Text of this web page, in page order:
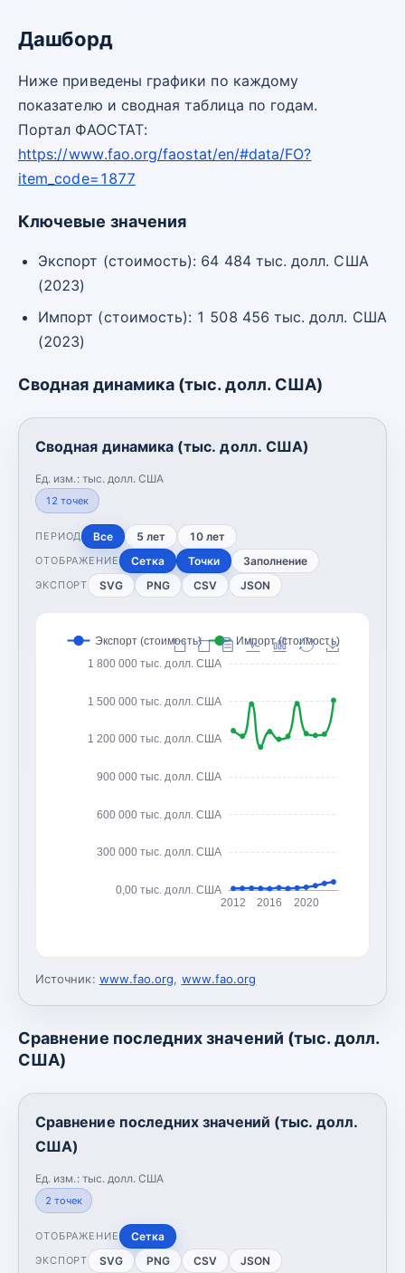
Дашборд
Ниже приведены графики по каждому
показателю и сводная таблица по годам.
Портал ФАОСТАТ:
https://www.fao.org/faostat/en/#data/FO?
item_code=1877
Ключевые значения
Экспорт (стоимость): 64 484 тыс. долл. США
(2023)
Импорт (стоимость): 1 508 456 тыс. долл. США
(2023)
Сводная динамика (тыс. долл. США)
Сводная динамика (тыс. долл. США)
Ед. изм.: тыс. долл. США
12 точек
ПЕРИОД Все 5 лет 10 лет
ОТОБРАЖЕНИЕ Сетка Точки Заполнение
ЭКСПОРТ SVG PNG CSV JSON
0,00 тыс. долл. США
300 000 тыс. долл. США
600 000 тыс. долл. США
900 000 тыс. долл. США
1 200 000 тыс. долл. США
1 500 000 тыс. долл. США
1 800 000 тыс. долл. США
2012 2016 2020
Экспорт (стоимость) Импорт (стоимость)
Источник: www.fao.org, www.fao.org
Сравнение последних значений (тыс. долл.
США)
Сравнение последних значений (тыс. долл.
США)
Ед. изм.: тыс. долл. США
2 точек
ОТОБРАЖЕНИЕ Сетка
ЭКСПОРТ SVG PNG CSV JSON